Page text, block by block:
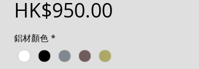
HK$950.00價
鋁材顏色 *